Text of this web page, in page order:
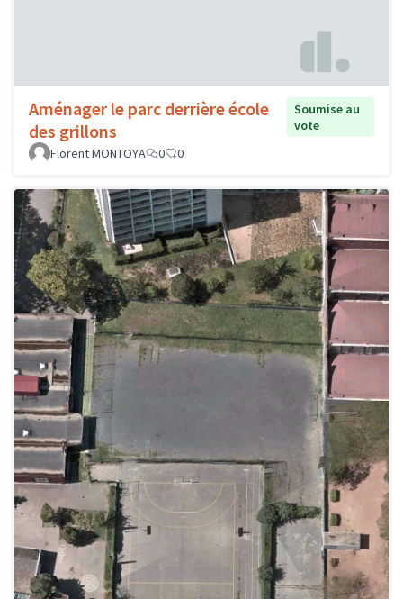
Aménager le parc derrière école
des grillons
Soumise au
vote
Florent MONTOYA
0 0